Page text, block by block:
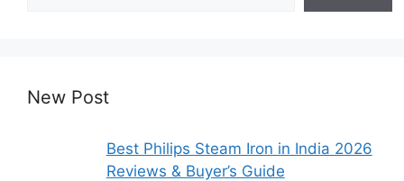
New Post
Best Philips Steam Iron in India 2026
Reviews & Buyer’s Guide